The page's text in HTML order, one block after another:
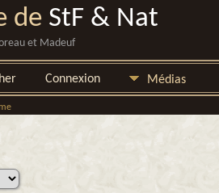
de StF & Nat
et Madeuf
Connexion Médias